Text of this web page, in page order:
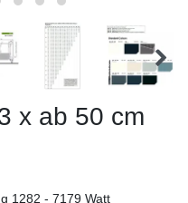
x ab 50 cm
1282 - 7179 Watt